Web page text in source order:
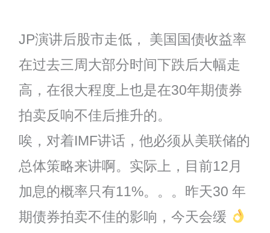
JP演讲后股市走低， 美国国债收益率
在过去三周大部分时间下跌后大幅走
高，在很大程度上也是在30年期债券
拍卖反响不佳后推升的。
唉，对着IMF讲话，他必须从美联储的
总体策略来讲啊。实际上，目前12月
加息的概率只有11%。。。昨天30 年
期债券拍卖不佳的影响，今天会缓